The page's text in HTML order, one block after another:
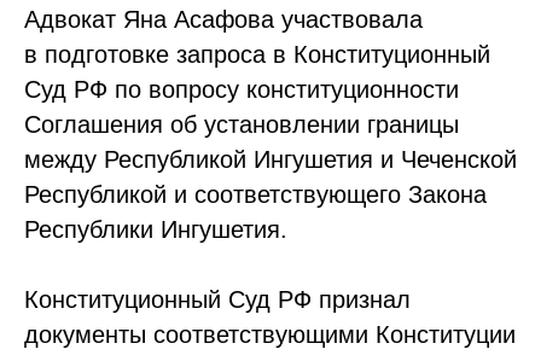
Адвокат Яна Асафова участвовала
в подготовке запроса в Конституционный
Суд РФ по вопросу конституционности
Соглашения об установлении границы
между Республикой Ингушетия и Чеченской
Республикой и соответствующего Закона
Республики Ингушетия.
Конституционный Суд РФ признал
документы соответствующими Конституции